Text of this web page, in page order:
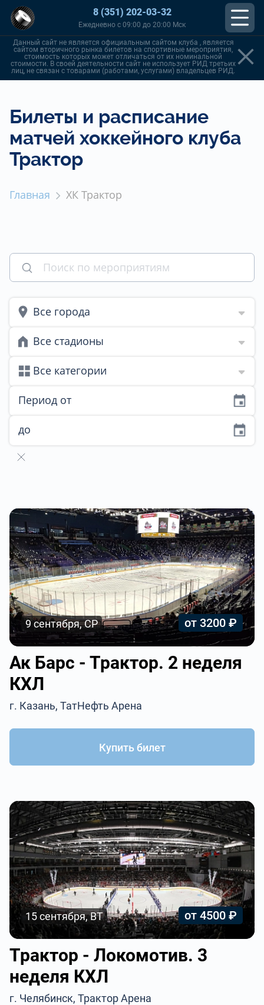
8 (351) 202-03-32
Ежедневно с 09:00 до 20:00 Мск
Данный сайт не является официальным сайтом клуба , является
сайтом вторичного рынка билетов на спортивные мероприятия,
стоимость которых может отличаться от их номинальной
стоимости. В своей деятельности сайт не использует РИД третьих
лиц, не связан с товарами (работами, услугами) владельцев РИД.
Билеты и расписание
матчей хоккейного клуба
Трактор
Главная ХК Трактор
Все города
Все стадионы
Все категории
Период от
до
9 сентября, СР от 3200 ₽
Ак Барс - Трактор. 2 неделя
КХЛ
г. Казань, ТатНефть Арена
Купить билет
15 сентября, ВТ от 4500 ₽
Трактор - Локомотив. 3
неделя КХЛ
г. Челябинск, Трактор Арена